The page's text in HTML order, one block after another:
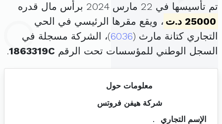
تم تأسيسها في 22 مارس 2024 برأس مال قدره
25000 د.ت
، ويقع مقرها الرئيسي في الحي
التجاري كتانة مارث (6036)، الشركة مسجلة في
السجل الوطني للمؤسسات تحت الرقم 1863319C
.
معلومات حول
شركة هيفن فروتس
الإسم التجاري
.